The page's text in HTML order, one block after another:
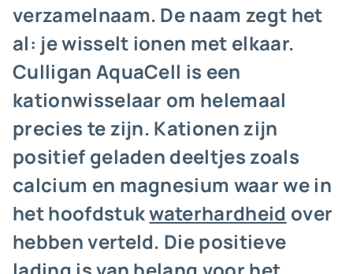
verzamelnaam. De naam zegt het
al: je wisselt ionen met elkaar.
Culligan AquaCell is een
kationwisselaar om helemaal
precies te zijn. Kationen zijn
positief geladen deeltjes zoals
calcium en magnesium waar we in
het hoofdstukwaterhardheid over
hebben verteld. Die positieve